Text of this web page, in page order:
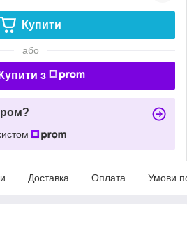
Купити
або
Купити з
Доставка Оплата Умови